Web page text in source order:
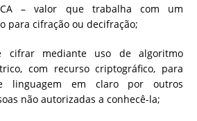
– valor que trabalha com um
para cifração ou decifração;
cifrar mediante uso de algoritmo
com recurso criptográfico, para
linguagem em claro por outros
não autorizadas a conhecê-la;